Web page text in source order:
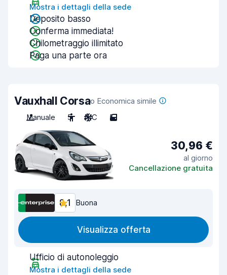
Mostra i dettagli della sede
Deposito basso
Conferma immediata!
Chilometraggio illimitato
Paga una parte ora
Vauxhall Corsao Economica simile
Manuale
5 A/C 5
30,96 €
al giorno
Cancellazione gratuita
8,1 Buona
Visualizza offerta
Ufficio di autonoleggio
Mostra i dettagli della sede